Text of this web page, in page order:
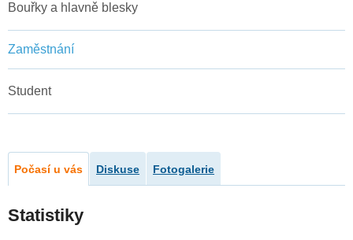
Bouřky a hlavně blesky
Zaměstnání
Student
Počasí u vás Diskuse Fotogalerie
Statistiky